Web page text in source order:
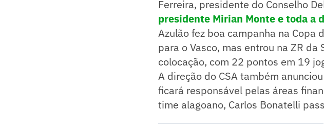
Ferreira, presidente do Conselho
presidente Mirian Monte e toda a
Azulão fez boa campanha na
para o Vasco, mas entrou na ZR
colocação, com 22 pontos em 19
A direção do CSA também
ficará responsável pelas áreas
time alagoano, Carlos Bonatelli